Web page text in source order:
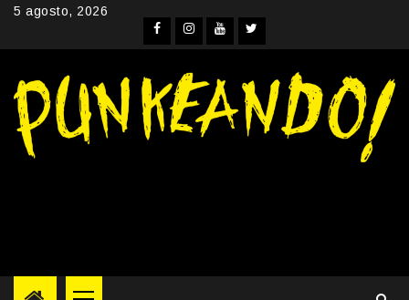
Skip5 agosto, 2026
Facebook
Instagram
YouTube
Twitter